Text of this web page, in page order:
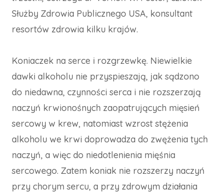
Służby Zdrowia Publicznego USA, konsultant
resortów zdrowia kilku krajów.
Koniaczek na serce i rozgrzewkę. Niewielkie
dawki alkoholu nie przyspieszają, jak sądzono
do niedawna, czynności serca i nie rozszerzają
naczyń krwionośnych zaopatrujących mięsień
sercowy w krew, natomiast wzrost stężenia
alkoholu we krwi doprowadza do zwężenia tych
naczyń, a więc do niedotlenienia mięśnia
sercowego. Zatem koniak nie rozszerzy naczyń
przy chorym sercu, a przy zdrowym działania